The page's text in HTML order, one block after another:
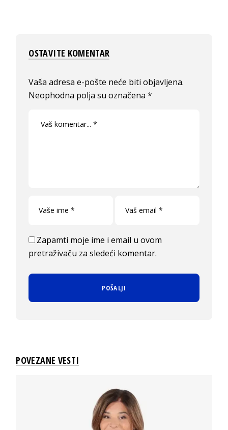
OSTAVITE KOMENTAR
Vaša adresa e-pošte neće biti objavljena.
Neophodna polja su označena*
Zapamti moje ime i email u ovom
pretraživaču za sledeći komentar.
POVEZANE VESTI